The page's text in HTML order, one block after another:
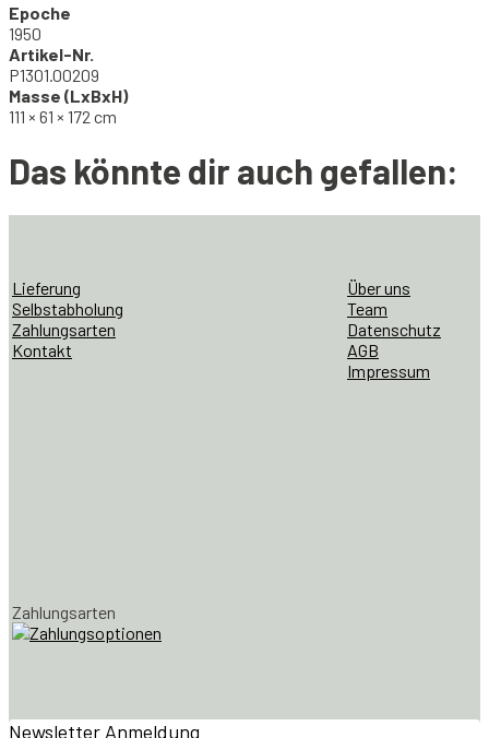
Epoche
1950
Artikel-Nr.
P1301.00209
Masse (LxBxH)
111 × 61 × 172 cm
Das könnte dir auch gefallen:
Lieferung
Selbstabholung
Zahlungsarten
Kontakt
Über uns
Team
Datenschutz
AGB
Impressum
Zahlungsarten
Newsletter Anmeldung